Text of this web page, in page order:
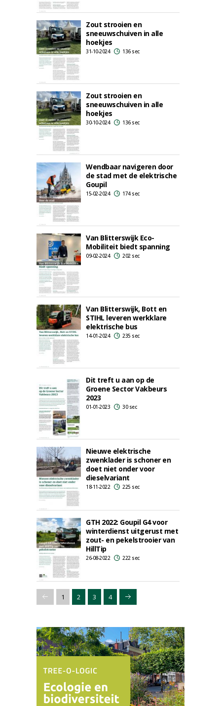
Zout strooien en
sneeuwschuiven in alle
hoekjes
31-10-2024 136 sec
Zout strooien en
sneeuwschuiven in alle
hoekjes
30-10-2024 136 sec
Wendbaar navigeren door
de stad met de elektrische
Goupil
15-02-2024 174 sec
Van Blitterswijk Eco-
Mobiliteit biedt spanning
09-02-2024 202 sec
Van Blitterswijk, Bott en
STIHL leveren werkklare
elektrische bus
14-01-2024 235 sec
Dit treft u aan op de
Groene Sector Vakbeurs
2023
01-01-2023 30 sec
Nieuwe elektrische
zwenklader is schoner en
doet niet onder voor
dieselvariant
18-11-2022 225 sec
GTH 2022: Goupil G4 voor
winterdienst uitgerust met
zout- en pekelstrooier van
HillTip
26-08-2022 222 sec
1 2 3 4